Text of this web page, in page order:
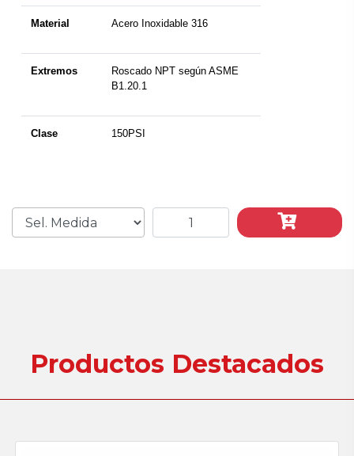
Material Acero Inoxidable 316
Extremos
Roscado NPT según ASME
B1.20.1
Clase 150PSI
Productos Destacados